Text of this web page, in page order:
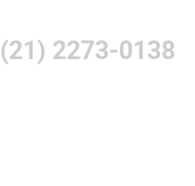
(21) 2273-0138